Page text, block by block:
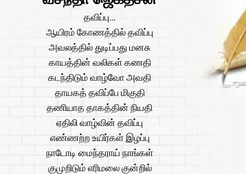
தவிப்பு…
ஆயிரம் கோணத்தில் தவிப்பு
அவலத்தில் துடிப்பது மனசு
காயத்தின் வலிகள் கணதி
கடந்திடும் வாழ்வோ அவதி
தாயகத் தவிப்பே மிகுதி
தணியாத தாகத்தின் நியதி
ஏதிலி வாழ்வின் தவிப்பு
எண்ணற்ற உயிர்கள் இழப்பு
நாடோடி மைந்தராய் நாங்கள்
குமுறிடும் எரிமலை குன்றில்